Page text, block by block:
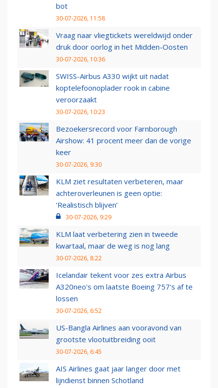
bot
30-07-2026, 11:58
Vraag naar vliegtickets wereldwijd onder
druk door oorlog in het Midden-Oosten
30-07-2026, 10:36
SWISS-Airbus A330 wijkt uit nadat
koptelefoonoplader rook in cabine
veroorzaakt
30-07-2026, 10:23
Bezoekersrecord voor Farnborough
Airshow: 41 procent meer dan de vorige
keer
30-07-2026, 9:30
KLM ziet resultaten verbeteren, maar
achteroverleunen is geen optie:
‘Realistisch blijven’
30-07-2026, 9:29
KLM laat verbetering zien in tweede
kwartaal, maar de weg is nog lang
30-07-2026, 8:22
Icelandair tekent voor zes extra Airbus
A320neo's om laatste Boeing 757's af te
lossen
30-07-2026, 6:52
US-Bangla Airlines aan vooravond van
grootste vlootuitbreiding ooit
30-07-2026, 6:45
AIS Airlines gaat jaar langer door met
lijndienst binnen Schotland